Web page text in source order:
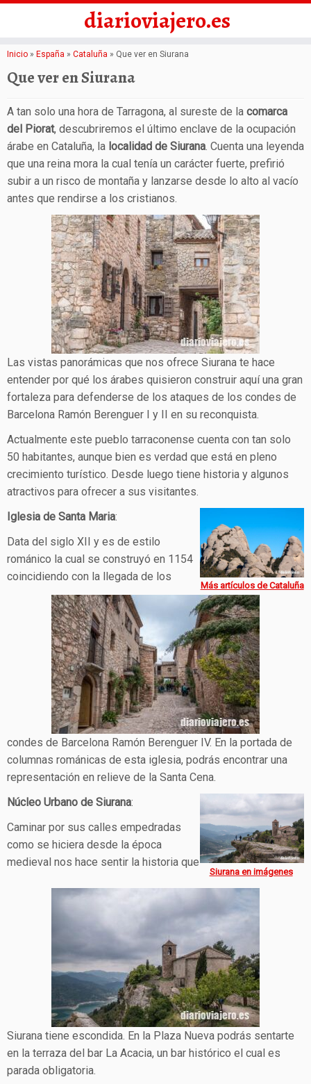
Saltar
contenido
diarioviajero.es
Inicio » España » Cataluña » Que ver en Siurana
Que ver en Siurana
A tan solo una hora de Tarragona, al sureste de la comarca
del Piorat, descubriremos el último enclave de la ocupación
árabe en Cataluña, la localidad de Siurana. Cuenta una leyenda
que una reina mora la cual tenía un carácter fuerte, prefirió
subir a un risco de montaña y lanzarse desde lo alto al vacío
antes que rendirse a los cristianos.
Las vistas panorámicas que nos ofrece Siurana te hace
entender por qué los árabes quisieron construir aquí una gran
fortaleza para defenderse de los ataques de los condes de
Barcelona Ramón Berenguer I y II en su reconquista.
Actualmente este pueblo tarraconense cuenta con tan solo
50 habitantes, aunque bien es verdad que está en pleno
crecimiento turístico. Desde luego tiene historia y algunos
atractivos para ofrecer a sus visitantes.
Más artículos de Cataluña
Iglesia de Santa Maria:
Data del siglo XII y es de estilo
románico la cual se construyó en 1154
coincidiendo con la llegada de los
condes de Barcelona Ramón Berenguer IV. En la portada de
columnas románicas de esta iglesia, podrás encontrar una
representación en relieve de la Santa Cena.
Siurana en imágenes
Núcleo Urbano de Siurana:
Caminar por sus calles empedradas
como se hiciera desde la época
medieval nos hace sentir la historia que
Siurana tiene escondida. En la Plaza Nueva podrás sentarte
en la terraza del bar La Acacia, un bar histórico el cual es
parada obligatoria.